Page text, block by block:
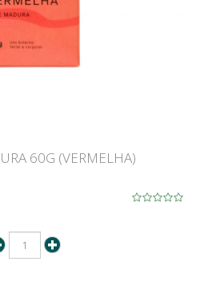
60G (VERMELHA)